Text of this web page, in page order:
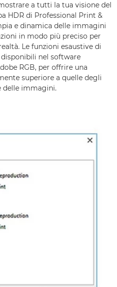
a tutti la tua visione del
HDR di Professional Print &
e dinamica delle immagini
in modo più preciso per
Le funzioni esaustive di
nel software
RGB, per offrire una
superiore a quelle degli
delle immagini.